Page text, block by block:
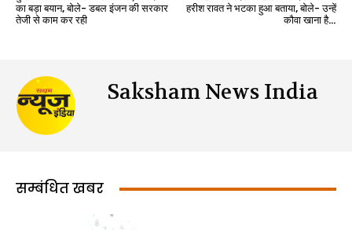
का बड़ा बयान, बोले- डबल इंजन की सरकार
तेजी से काम कर रही
हरीश रावत ने भटका हुआ बताया, बोले- उन्हें
कौवा खाना है…
Saksham News India
सम्बंधित खबर